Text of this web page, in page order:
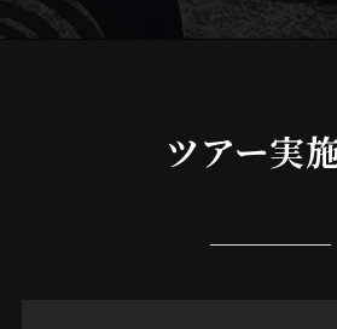
ツアー実